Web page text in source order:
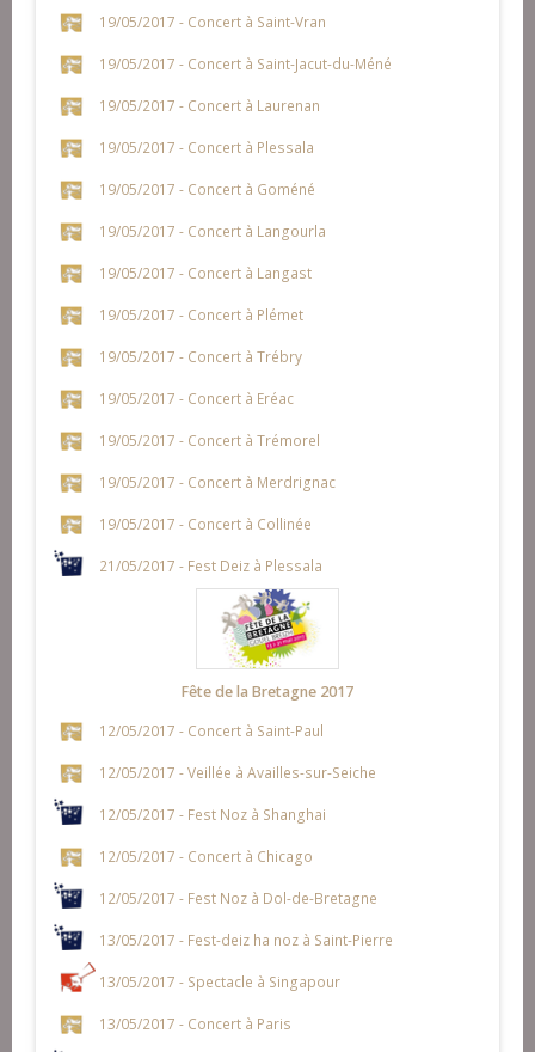
19/05/2017 - Concert à Saint-Vran
19/05/2017 - Concert à Saint-Jacut-du-Méné
19/05/2017 - Concert à Laurenan
19/05/2017 - Concert à Plessala
19/05/2017 - Concert à Goméné
19/05/2017 - Concert à Langourla
19/05/2017 - Concert à Langast
19/05/2017 - Concert à Plémet
19/05/2017 - Concert à Trébry
19/05/2017 - Concert à Eréac
19/05/2017 - Concert à Trémorel
19/05/2017 - Concert à Merdrignac
19/05/2017 - Concert à Collinée
21/05/2017 - Fest Deiz à Plessala
Fête de la Bretagne 2017
12/05/2017 - Concert à Saint-Paul
12/05/2017 - Veillée à Availles-sur-Seiche
12/05/2017 - Fest Noz à Shanghai
12/05/2017 - Concert à Chicago
12/05/2017 - Fest Noz à Dol-de-Bretagne
13/05/2017 - Fest-deiz ha noz à Saint-Pierre
13/05/2017 - Spectacle à Singapour
13/05/2017 - Concert à Paris